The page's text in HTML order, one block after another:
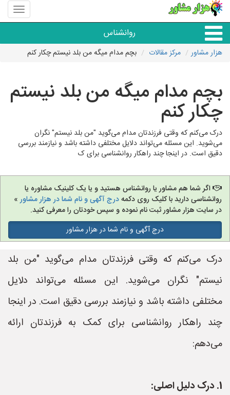
منوی
سایت
مشاور
روانشناس
گروه روانشناسی
هزار مشاور مرکز مقالات بچم مدام میگه من بلد نیستم چکار کنم
بچم مدام میگه من بلد نیستم
چکار کنم
درک می‌کنم که وقتی فرزندتان مدام می‌گوید "من بلد نیستم" نگران
می‌شوید. این مسئله می‌تواند دلایل مختلفی داشته باشد و نیازمند بررسی
دقیق است. در اینجا چند راهکار روانشناسی برای ک
اگر شما هم مشاور یا روانشناس هستید و یا یک کلینیک مشاوره یا
روانشناسی دارید با کلیک روی دکمهدرج آگهی و نام شما در هزار مشاور»
در سایت هزار مشاور ثبت نام نموده و سپس خودتان را معرفی کنید.
درج آگهی و نام شما در هزار مشاور
درک می‌کنم که وقتی فرزندتان مدام می‌گوید "من بلد
نیستم" نگران می‌شوید. این مسئله می‌تواند دلایل
مختلفی داشته باشد و نیازمند بررسی دقیق است. در اینجا
چند راهکار روانشناسی برای کمک به فرزندتان ارائه
می‌دهم:
1. درک دلیل اصلی: